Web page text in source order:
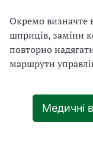
Окремо визначте
шприців, заміни
повторно
маршрути
Медичні